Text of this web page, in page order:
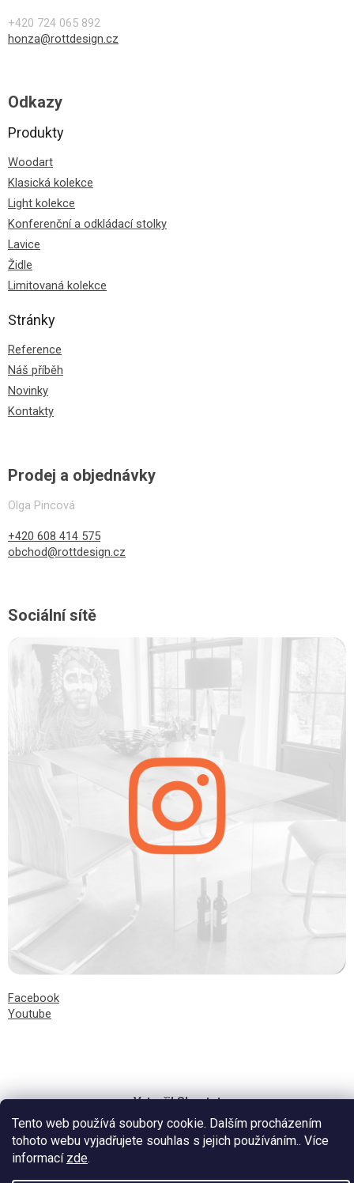
Tento web používá soubory cookie. Dalším procházením
tohoto webu vyjadřujete souhlas s jejich používáním.. Více
informací zde.
+420 724 065 892
honza@rottdesign.cz
Odkazy
Produkty
Woodart
Klasická kolekce
Light kolekce
Konferenční a odkládací stolky
Lavice
Židle
Limitovaná kolekce
Stránky
Reference
Náš příběh
Novinky
Kontakty
Prodej a objednávky
Olga Pincová
+420 608 414 575
obchod@rottdesign.cz
Sociální sítě
Facebook
Youtube
Vytvořil Shoptet